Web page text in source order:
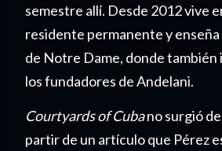
semestre allí. Desde 2012 vive
residente permanente y enseña
de Notre Dame, donde también
los fundadores de Andelani.
Courtyards of Cubano surgió de
partir de un artículo que Pérez